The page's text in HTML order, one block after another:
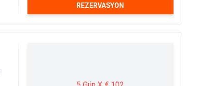
REZERVASYON